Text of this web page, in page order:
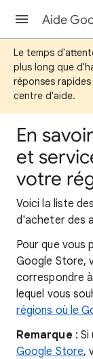
Aide
Le temps
plus long que
réponses
centre d'aide.
En
et
votre
Voicila liste
d'acheter des
Pour que vous
Google Store,
correspondre
lequel vous
régions où le
Remarque :
Google Store,